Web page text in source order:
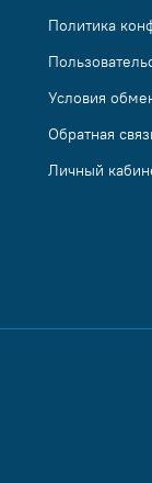
Политика
Условия
Обратная
Личный